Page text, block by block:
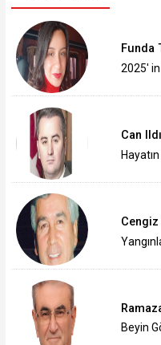
Funda
2025' in
Can
Cengiz
Beyin